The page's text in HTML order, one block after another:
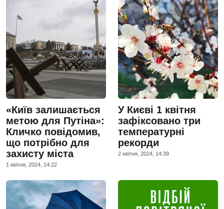
«Київ залишається
метою для Путіна»:
Кличко повідомив,
що потрібно для
захисту міста
1 квiтня, 2024, 14:22
У Києві 1 квітня
зафіксовано три
температурні
рекорди
2 квiтня, 2024, 14:39